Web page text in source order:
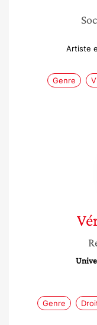
Artiste
Genre
Genre